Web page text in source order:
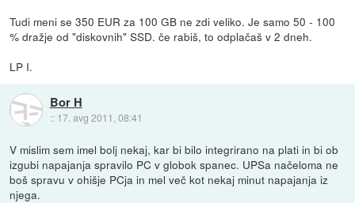
Tudi meni se 350 EUR za 100 GB ne zdi veliko. Je samo 50 - 100
% dražje od "diskovnih" SSD. če rabiš, to odplačaš v 2 dneh.
LP I.
Bor H
:: 17. avg 2011, 08:41
V mislim sem imel bolj nekaj, kar bi bilo integrirano na plati in bi ob
izgubi napajanja spravilo PC v globok spanec. UPSa načeloma ne
boš spravu v ohišje PCja in mel več kot nekaj minut napajanja iz
njega.